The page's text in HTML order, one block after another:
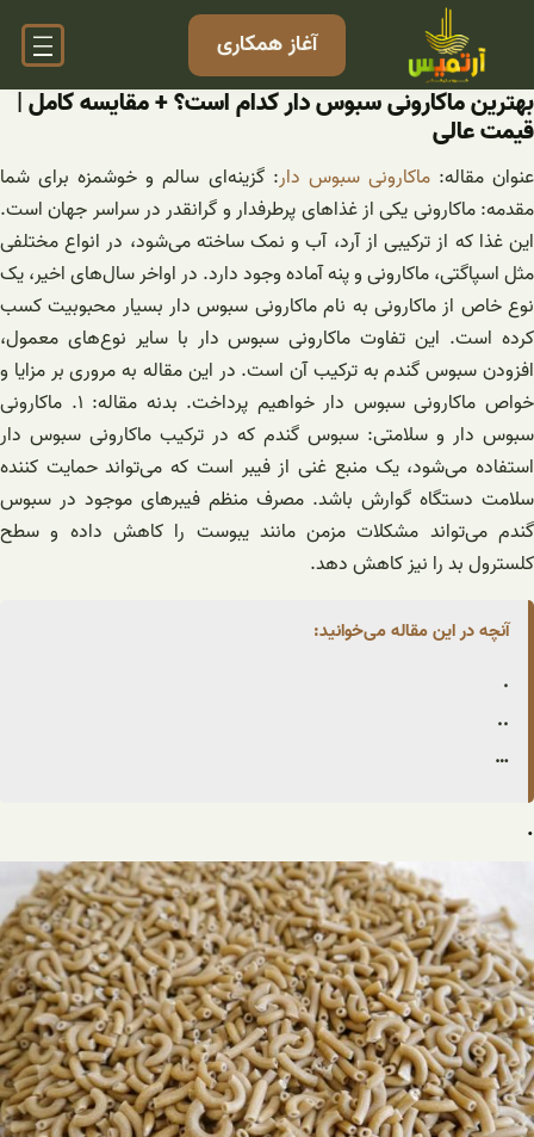
آغاز همکاری
بهترین ماکارونی سبوس دار کدام است؟ + مقایسه کامل |
قیمت عالی
عنوان مقاله:ماکارونی سبوس دار: گزینه‌ای سالم و خوشمزه برای شما
مقدمه: ماکارونی یکی از غذاهای پرطرفدار و گرانقدر در سراسر جهان است.
این غذا که از ترکیبی از آرد، آب و نمک ساخته می‌شود، در انواع مختلفی
مثل اسپاگتی، ماکارونی و پنه آماده وجود دارد. در اواخر سال‌های اخیر، یک
نوع خاص از ماکارونی به نام ماکارونی سبوس دار بسیار محبوبیت کسب
کرده است. این تفاوت ماکارونی سبوس دار با سایر نوع‌های معمول،
افزودن سبوس گندم به ترکیب آن است. در این مقاله به مروری بر مزایا و
خواص ماکارونی سبوس دار خواهیم پرداخت. بدنه مقاله: ۱. ماکارونی
سبوس دار و سلامتی: سبوس گندم که در ترکیب ماکارونی سبوس دار
استفاده می‌شود، یک منبع غنی از فیبر است که می‌تواند حمایت کننده
سلامت دستگاه گوارش باشد. مصرف منظم فیبرهای موجود در سبوس
گندم می‌تواند مشکلات مزمن مانند یبوست را کاهش داده و سطح
کلسترول بد را نیز کاهش دهد.
آنچه در این مقاله می‌خوانید:
.
..
…
.